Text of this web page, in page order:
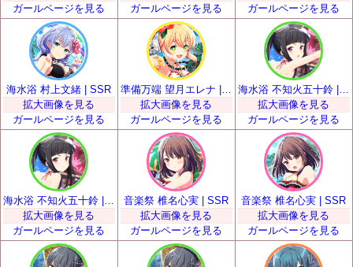
ガールページを見る
ガールページを見る
ガールページを見る
海水浴 村上文緒 | SSR
拡大画像を見る
ガールページを見る
準備万端 望月エレナ | SSR
拡大画像を見る
ガールページを見る
海水浴 不知火五十鈴 | SSR
拡大画像を見る
ガールページを見る
拡大画像を見る
ガールページを見る
音楽祭 椎名心実 | SSR
拡大画像を見る
ガールページを見る
音楽祭 椎名心実 | SSR
拡大画像を見る
ガールページを見る